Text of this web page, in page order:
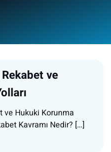
ve
ve Hukuki Korunma
Kavramı Nedir? […]